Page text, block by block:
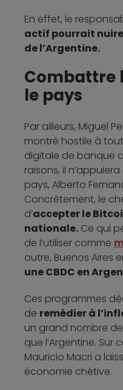
En effet, le
actif pourrait
de l’Argentine.
Combattre
le pays
Par ailleurs, Miguel
montré hostile à
digitale de banque
raisons, il
pays, Alberto
Concrètement, le
d’accepter le
nationale. Ce qui
de l’utiliser comme
outre, Buenos Aires
une CBDC en
Ces programmes
de remédier à
un grand nombre
que l’Argentine. Sur
Mauricio Macri a
économie chétive.